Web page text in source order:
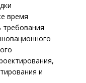
время
и